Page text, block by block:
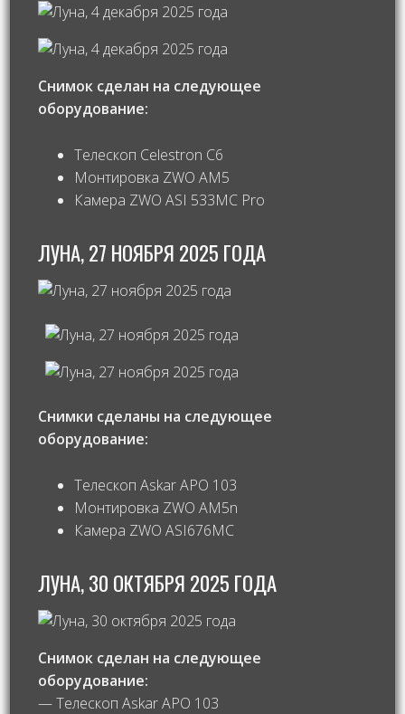
Снимок сделан на следующее
оборудование:
Телескоп Celestron С6
Монтировка ZWO AM5
Камера ZWO ASI 533MC Pro
ЛУНА, 27 НОЯБРЯ 2025 ГОДА
Снимки сделаны на следующее
оборудование:
Телескоп Askar APO 103
Монтировка ZWO AM5n
Камера ZWO ASI676MC
ЛУНА, 30 ОКТЯБРЯ 2025 ГОДА
Снимок сделан на следующее
оборудование:
— Телескоп Askar APO 103